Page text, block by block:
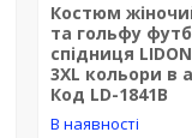
Костюм
та гольфу
спідниця
3XL кольори в
Код LD-1841B
В наявності